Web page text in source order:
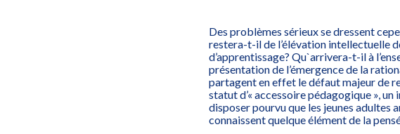
Des problèmes sérieux se dressent
restera-t-il de l’élévation intellectuelle
d’apprentissage? Qu`arrivera-t-il à
présentation de l’émergence de la
partagent en effet le défaut majeur de
statut d’« accessoire pédagogique »,
disposer pourvu que les jeunes adultes
connaissent quelque élément de la